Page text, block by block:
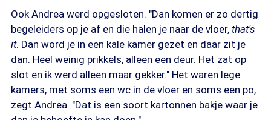
Ook Andrea werd opgesloten. "Dan komen er zo dertig
begeleiders op je af en die halen je naar de vloer, that's
it. Dan word je in een kale kamer gezet en daar zit je
dan. Heel weinig prikkels, alleen een deur. Het zat op
slot en ik werd alleen maar gekker." Het waren lege
kamers, met soms een wc in de vloer en soms een po,
zegt Andrea. "Dat is een soort kartonnen bakje waar je